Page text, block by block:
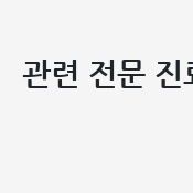
관련 전문 진